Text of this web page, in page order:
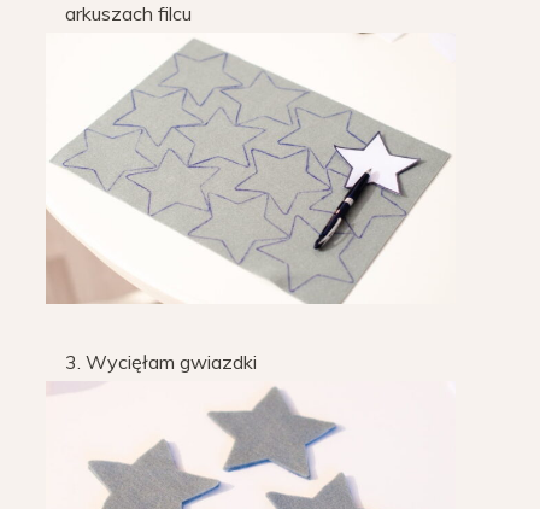
arkuszach filcu
3. Wycięłam gwiazdki